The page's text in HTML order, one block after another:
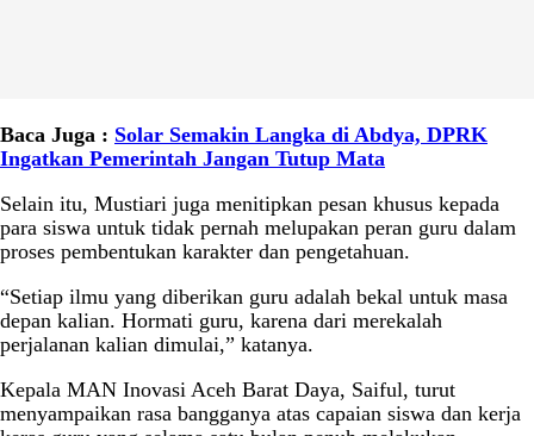
Baca Juga : Solar Semakin Langka di Abdya, DPRK
Ingatkan Pemerintah Jangan Tutup Mata
Selain itu, Mustiari juga menitipkan pesan khusus kepada
para siswa untuk tidak pernah melupakan peran guru dalam
proses pembentukan karakter dan pengetahuan.
“Setiap ilmu yang diberikan guru adalah bekal untuk masa
depan kalian. Hormati guru, karena dari merekalah
perjalanan kalian dimulai,” katanya.
Kepala MAN Inovasi Aceh Barat Daya, Saiful, turut
menyampaikan rasa bangganya atas capaian siswa dan kerja